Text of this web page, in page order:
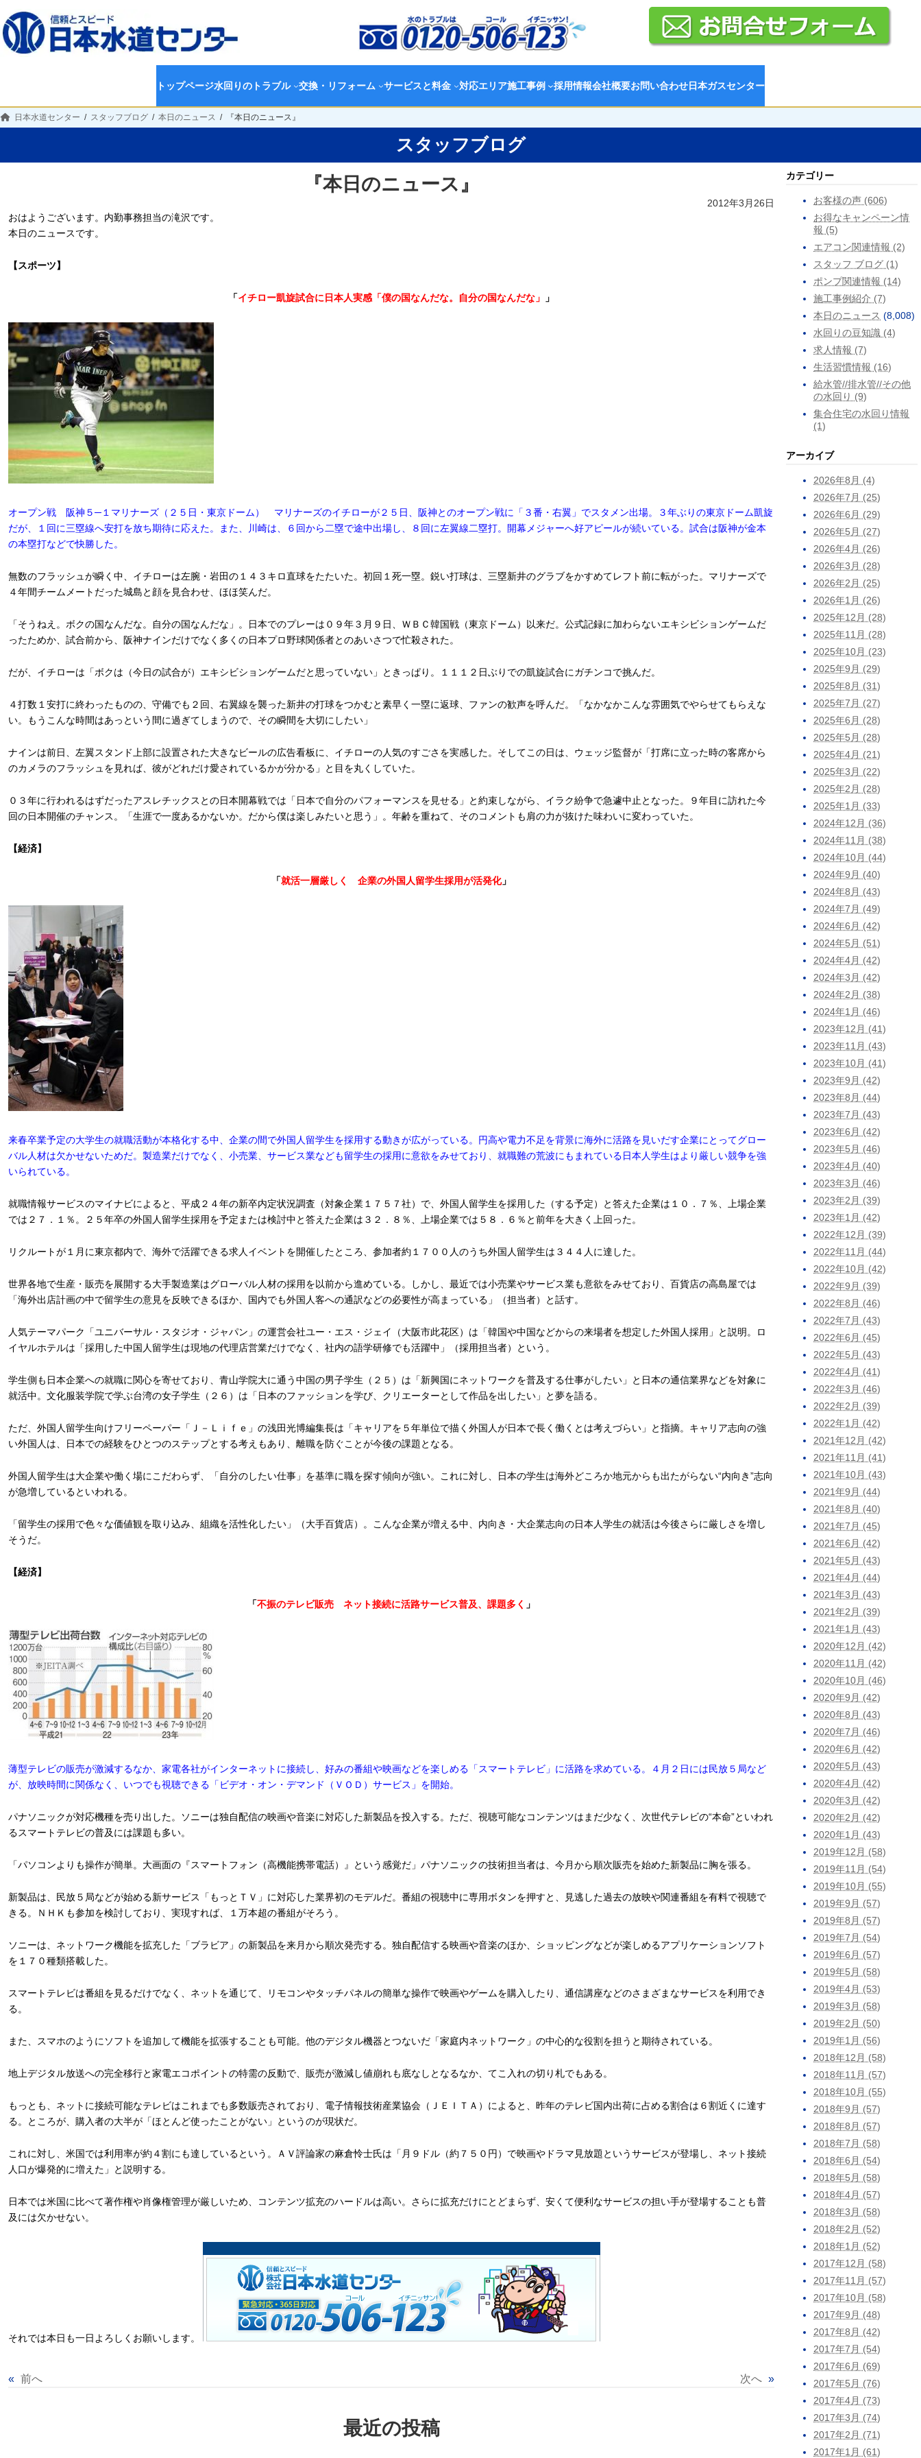
トップページ水回りのトラブル 交換・リフォーム サービスと料金 対応エリア施工事例 採用情報会社概要お問い合わせ日本ガスセンター
日本水道センター スタッフブログ 本日のニュース 『本日のニュース』
スタッフブログ
『本日のニュース』
2012年3月26日
おはようございます。内勤事務担当の滝沢です。
本日のニュースです。
【スポーツ】
「イチロー凱旋試合に日本人実感「僕の国なんだな。自分の国なんだな」 」
オープン戦 阪神５─１マリナーズ（２５日・東京ドーム） マリナーズのイチローが２５日、阪神とのオープン戦に「３番・右翼」でスタメン出場。３年ぶりの東京ドーム凱旋
だが、１回に三塁線へ安打を放ち期待に応えた。また、川崎は、６回から二塁で途中出場し、８回に左翼線二塁打。開幕メジャーへ好アピールが続いている。試合は阪神が金本
の本塁打などで快勝した。
無数のフラッシュが瞬く中、イチローは左腕・岩田の１４３キロ直球をたたいた。初回１死一塁。鋭い打球は、三塁新井のグラブをかすめてレフト前に転がった。マリナーズで
４年間チームメートだった城島と顔を見合わせ、ほほ笑んだ。
「そうねえ。ボクの国なんだな。自分の国なんだな」。日本でのプレーは０９年３月９日、ＷＢＣ韓国戦（東京ドーム）以来だ。公式記録に加わらないエキシビションゲームだ
ったためか、試合前から、阪神ナインだけでなく多くの日本プロ野球関係者とのあいさつで忙殺された。
だが、イチローは「ボクは（今日の試合が）エキシビションゲームだと思っていない」ときっぱり。１１１２日ぶりでの凱旋試合にガチンコで挑んだ。
４打数１安打に終わったものの、守備でも２回、右翼線を襲った新井の打球をつかむと素早く一塁に返球、ファンの歓声を呼んだ。「なかなかこんな雰囲気でやらせてもらえな
い。もうこんな時間はあっという間に過ぎてしまうので、その瞬間を大切にしたい」
ナインは前日、左翼スタンド上部に設置された大きなビールの広告看板に、イチローの人気のすごさを実感した。そしてこの日は、ウェッジ監督が「打席に立った時の客席から
のカメラのフラッシュを見れば、彼がどれだけ愛されているかが分かる」と目を丸くしていた。
０３年に行われるはずだったアスレチックスとの日本開幕戦では「日本で自分のパフォーマンスを見せる」と約束しながら、イラク紛争で急遽中止となった。９年目に訪れた今
回の日本開催のチャンス。「生涯で一度あるかないか。だから僕は楽しみたいと思う」。年齢を重ねて、そのコメントも肩の力が抜けた味わいに変わっていた。
【経済】
「就活一層厳しく 企業の外国人留学生採用が活発化」
来春卒業予定の大学生の就職活動が本格化する中、企業の間で外国人留学生を採用する動きが広がっている。円高や電力不足を背景に海外に活路を見いだす企業にとってグロー
バル人材は欠かせないためだ。製造業だけでなく、小売業、サービス業なども留学生の採用に意欲をみせており、就職難の荒波にもまれている日本人学生はより厳しい競争を強
いられている。
就職情報サービスのマイナビによると、平成２４年の新卒内定状況調査（対象企業１７５７社）で、外国人留学生を採用した（する予定）と答えた企業は１０．７％、上場企業
では２７．１％。２５年卒の外国人留学生採用を予定または検討中と答えた企業は３２．８％、上場企業では５８．６％と前年を大きく上回った。
リクルートが１月に東京都内で、海外で活躍できる求人イベントを開催したところ、参加者約１７００人のうち外国人留学生は３４４人に達した。
世界各地で生産・販売を展開する大手製造業はグローバル人材の採用を以前から進めている。しかし、最近では小売業やサービス業も意欲をみせており、百貨店の高島屋では
「海外出店計画の中で留学生の意見を反映できるほか、国内でも外国人客への通訳などの必要性が高まっている」（担当者）と話す。
人気テーマパーク「ユニバーサル・スタジオ・ジャパン」の運営会社ユー・エス・ジェイ（大阪市此花区）は「韓国や中国などからの来場者を想定した外国人採用」と説明。ロ
イヤルホテルは「採用した中国人留学生は現地の代理店営業だけでなく、社内の語学研修でも活躍中」（採用担当者）という。
学生側も日本企業への就職に関心を寄せており、青山学院大に通う中国の男子学生（２５）は「新興国にネットワークを普及する仕事がしたい」と日本の通信業界などを対象に
就活中。文化服装学院で学ぶ台湾の女子学生（２６）は「日本のファッションを学び、クリエーターとして作品を出したい」と夢を語る。
ただ、外国人留学生向けフリーペーパー「Ｊ－Ｌｉｆｅ」の浅田光博編集長は「キャリアを５年単位で描く外国人が日本で長く働くとは考えづらい」と指摘。キャリア志向の強
い外国人は、日本での経験をひとつのステップとする考えもあり、離職を防ぐことが今後の課題となる。
外国人留学生は大企業や働く場にこだわらず、「自分のしたい仕事」を基準に職を探す傾向が強い。これに対し、日本の学生は海外どころか地元からも出たがらない“内向き”志向
が急増しているといわれる。
「留学生の採用で色々な価値観を取り込み、組織を活性化したい」（大手百貨店）。こんな企業が増える中、内向き・大企業志向の日本人学生の就活は今後さらに厳しさを増し
そうだ。
【経済】
「不振のテレビ販売 ネット接続に活路サービス普及、課題多く 」
薄型テレビの販売が激減するなか、家電各社がインターネットに接続し、好みの番組や映画などを楽しめる「スマートテレビ」に活路を求めている。４月２日には民放５局など
が、放映時間に関係なく、いつでも視聴できる「ビデオ・オン・デマンド（ＶＯＤ）サービス」を開始。
パナソニックが対応機種を売り出した。ソニーは独自配信の映画や音楽に対応した新製品を投入する。ただ、視聴可能なコンテンツはまだ少なく、次世代テレビの“本命”といわれ
るスマートテレビの普及には課題も多い。
「パソコンよりも操作が簡単。大画面の『スマートフォン（高機能携帯電話）』という感覚だ」パナソニックの技術担当者は、今月から順次販売を始めた新製品に胸を張る。
新製品は、民放５局などが始める新サービス「もっとＴＶ」に対応した業界初のモデルだ。番組の視聴中に専用ボタンを押すと、見逃した過去の放映や関連番組を有料で視聴で
きる。ＮＨＫも参加を検討しており、実現すれば、１万本超の番組がそろう。
ソニーは、ネットワーク機能を拡充した「ブラビア」の新製品を来月から順次発売する。独自配信する映画や音楽のほか、ショッピングなどが楽しめるアプリケーションソフト
を１７０種類搭載した。
スマートテレビは番組を見るだけでなく、ネットを通じて、リモコンやタッチパネルの簡単な操作で映画やゲームを購入したり、通信講座などのさまざまなサービスを利用でき
る。
また、スマホのようにソフトを追加して機能を拡張することも可能。他のデジタル機器とつないだ「家庭内ネットワーク」の中心的な役割を担うと期待されている。
地上デジタル放送への完全移行と家電エコポイントの特需の反動で、販売が激減し値崩れも底なしとなるなか、てこ入れの切り札でもある。
もっとも、ネットに接続可能なテレビはこれまでも多数販売されており、電子情報技術産業協会（ＪＥＩＴＡ）によると、昨年のテレビ国内出荷に占める割合は６割近くに達す
る。ところが、購入者の大半が「ほとんど使ったことがない」というのが現状だ。
これに対し、米国では利用率が約４割にも達しているという。ＡＶ評論家の麻倉怜士氏は「月９ドル（約７５０円）で映画やドラマ見放題というサービスが登場し、ネット接続
人口が爆発的に増えた」と説明する。
日本では米国に比べて著作権や肖像権管理が厳しいため、コンテンツ拡充のハードルは高い。さらに拡充だけにとどまらず、安くて便利なサービスの担い手が登場することも普
及には欠かせない。
それでは本日も一日よろしくお願いします。
« 前へ 次へ »
最近の投稿
カテゴリー
お客様の声 (606)
お得なキャンペーン情
報 (5)
エアコン関連情報 (2)
スタッフ ブログ (1)
ポンプ関連情報 (14)
施工事例紹介 (7)
本日のニュース (8,008)
水回りの豆知識 (4)
求人情報 (7)
生活習慣情報 (16)
給水管//排水管//その他
の水回り (9)
集合住宅の水回り情報
(1)
アーカイブ
2026年8月 (4)
2026年7月 (25)
2026年6月 (29)
2026年5月 (27)
2026年4月 (26)
2026年3月 (28)
2026年2月 (25)
2026年1月 (26)
2025年12月 (28)
2025年11月 (28)
2025年10月 (23)
2025年9月 (29)
2025年8月 (31)
2025年7月 (27)
2025年6月 (28)
2025年5月 (28)
2025年4月 (21)
2025年3月 (22)
2025年2月 (28)
2025年1月 (33)
2024年12月 (36)
2024年11月 (38)
2024年10月 (44)
2024年9月 (40)
2024年8月 (43)
2024年7月 (49)
2024年6月 (42)
2024年5月 (51)
2024年4月 (42)
2024年3月 (42)
2024年2月 (38)
2024年1月 (46)
2023年12月 (41)
2023年11月 (43)
2023年10月 (41)
2023年9月 (42)
2023年8月 (44)
2023年7月 (43)
2023年6月 (42)
2023年5月 (46)
2023年4月 (40)
2023年3月 (46)
2023年2月 (39)
2023年1月 (42)
2022年12月 (39)
2022年11月 (44)
2022年10月 (42)
2022年9月 (39)
2022年8月 (46)
2022年7月 (43)
2022年6月 (45)
2022年5月 (43)
2022年4月 (41)
2022年3月 (46)
2022年2月 (39)
2022年1月 (42)
2021年12月 (42)
2021年11月 (41)
2021年10月 (43)
2021年9月 (44)
2021年8月 (40)
2021年7月 (45)
2021年6月 (42)
2021年5月 (43)
2021年4月 (44)
2021年3月 (43)
2021年2月 (39)
2021年1月 (43)
2020年12月 (42)
2020年11月 (42)
2020年10月 (46)
2020年9月 (42)
2020年8月 (43)
2020年7月 (46)
2020年6月 (42)
2020年5月 (43)
2020年4月 (42)
2020年3月 (42)
2020年2月 (42)
2020年1月 (43)
2019年12月 (58)
2019年11月 (54)
2019年10月 (55)
2019年9月 (57)
2019年8月 (57)
2019年7月 (54)
2019年6月 (57)
2019年5月 (58)
2019年4月 (53)
2019年3月 (58)
2019年2月 (50)
2019年1月 (56)
2018年12月 (58)
2018年11月 (57)
2018年10月 (55)
2018年9月 (57)
2018年8月 (57)
2018年7月 (58)
2018年6月 (54)
2018年5月 (58)
2018年4月 (57)
2018年3月 (58)
2018年2月 (52)
2018年1月 (52)
2017年12月 (58)
2017年11月 (57)
2017年10月 (58)
2017年9月 (48)
2017年8月 (42)
2017年7月 (54)
2017年6月 (69)
2017年5月 (76)
2017年4月 (73)
2017年3月 (74)
2017年2月 (71)
2017年1月 (61)